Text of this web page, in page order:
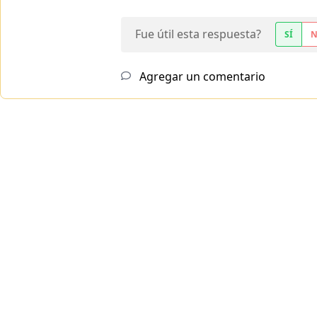
Fue útil esta respuesta? SÍ
Agregar un comentario